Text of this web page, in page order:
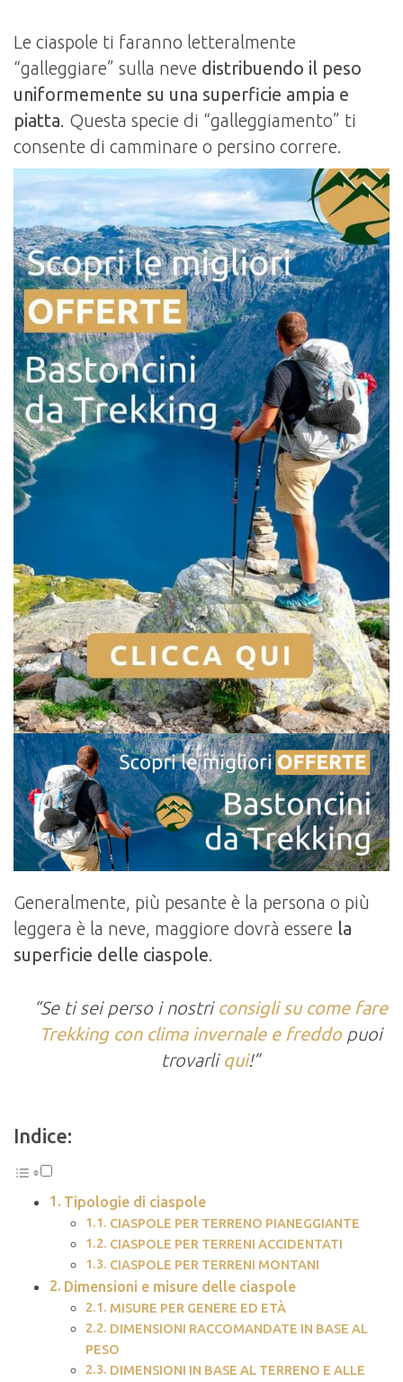
Le ciaspole ti faranno letteralmente
“galleggiare” sulla neve distribuendo il peso
uniformemente su una superficie ampia e
piatta. Questa specie di “galleggiamento” ti
consente di camminare o persino correre.
Generalmente, più pesante è la persona o più
leggera è la neve, maggiore dovrà essere la
superficie delle ciaspole.
“Se ti sei perso i nostri consigli su come fare
Trekking con clima invernale e freddopuoi
trovarli qui!”
Indice:
Tipologie di ciaspole
CIASPOLE PER TERRENO PIANEGGIANTE
CIASPOLE PER TERRENI ACCIDENTATI
CIASPOLE PER TERRENI MONTANI
Dimensioni e misure delle ciaspole
MISURE PER GENERE ED ETÀ
DIMENSIONI RACCOMANDATE IN BASE AL
PESO
DIMENSIONI IN BASE AL TERRENO E ALLE